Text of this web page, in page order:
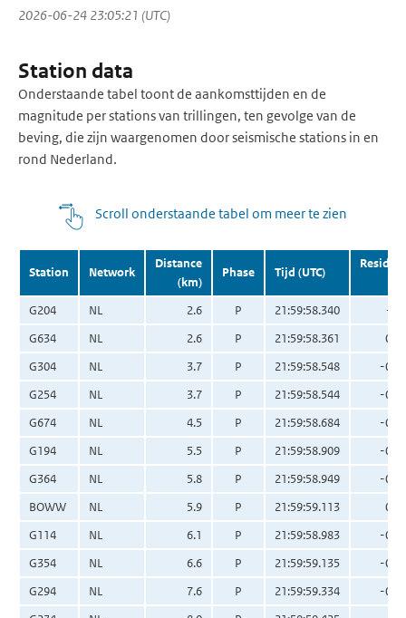
2026-06-24 23:05:21 (UTC)
Station data
Onderstaande tabel toont de aankomsttijden en de
magnitude per stations van trillingen, ten gevolge van de
beving, die zijn waargenomen door seismische stations in en
rond Nederland.
Scroll onderstaande tabel om meer te zien
Station Network
Distance
(km)
Phase Tijd (UTC)
Residual
G204
NL 2.6 P 21:59:58.340
-0.0
G634
NL 2.6 P 21:59:58.361
0.01
G304
NL 3.7 P 21:59:58.548
-0.01
G254
NL 3.7 P 21:59:58.544
-0.02
G674
NL 4.5 P 21:59:58.684
-0.04
G194
NL 5.5 P 21:59:58.909
-0.01
G364
NL 5.8 P 21:59:58.949
-0.03
BOWW
NL 5.9 P 21:59:59.113
0.01
G114
NL 6.1 P 21:59:58.983
-0.06
G354
NL 6.6 P 21:59:59.135
-0.01
G294
NL 7.6 P 21:59:59.334
-0.01